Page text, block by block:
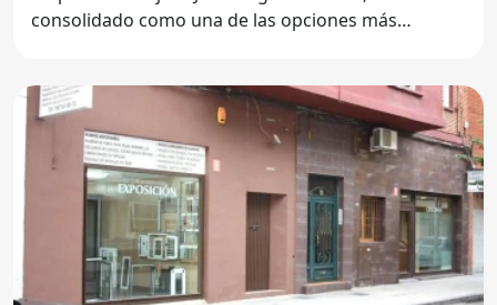
consolidado como una de las opciones más